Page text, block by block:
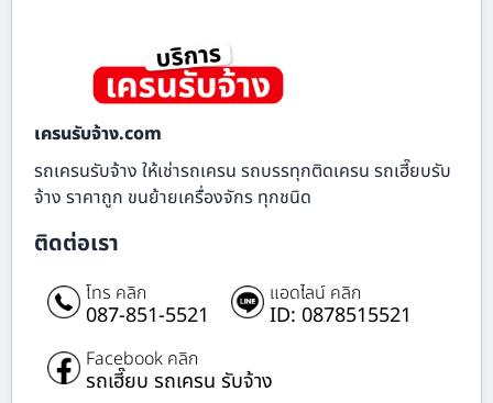
เครนรับจ้าง.com
รถเครนรับจ้าง ให้เช่ารถเครน รถบรรทุกติดเครน รถเฮี๊ยบรับ
จ้าง ราคาถูก ขนย้ายเครื่องจักร ทุกชนิด
ติดต่อเรา
โทร คลิก
087-851-5521
แอดไลน์ คลิก
ID: 0878515521
Facebook คลิก
รถเฮี๊ยบ รถเครน รับจ้าง